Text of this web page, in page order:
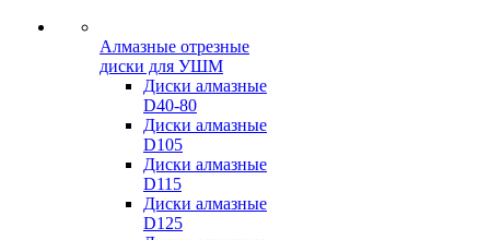
Алмазные отрезные
диски для УШМ
Диски алмазные
D40-80
Диски алмазные
D105
Диски алмазные
D115
Диски алмазные
D125